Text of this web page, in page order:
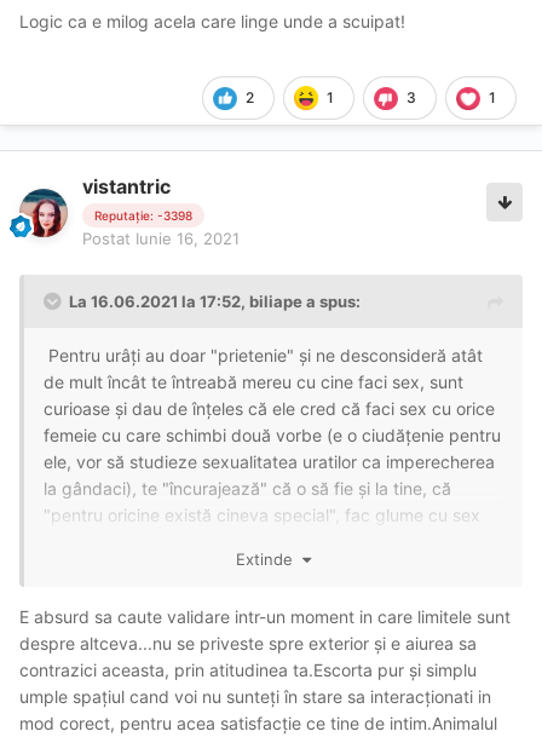
Logic ca e milog acela care linge unde a scuipat!
2 1 3 1
vistantric
Reputație: -3398
Postat Iunie 16, 2021
La 16.06.2021 la 17:52, biliapea spus:
Pentru urâți au doar "prietenie" și ne desconsideră atât
de mult încât te întreabă mereu cu cine faci sex, sunt
curioase și dau de înțeles că ele cred că faci sex cu orice
femeie cu care schimbi două vorbe (e o ciudățenie pentru
ele, vor să studieze sexualitatea uratilor ca imperecherea
la gândaci), te "încurajează" că o să fie și la tine, că
"pentru oricine există cineva special", fac glume cu sex
astea. Nu exiști pentru ele decât ca pitic de grădină și pe
Extinde
E absurd sa caute validare intr-un moment in care limitele sunt
despre altceva...nu se priveste spre exterior și e aiurea sa
contrazici aceasta, prin atitudinea ta.Escorta pur și simplu
umple spațiul cand voi nu sunteți în stare sa interacționati in
mod corect, pentru acea satisfacție ce tine de intim.Animalul